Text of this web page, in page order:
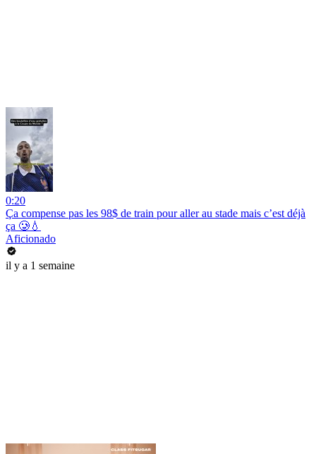
0:20
Ça compense pas les 98$ de train pour aller au stade mais c’est déjà
ça 🥲💧
Aficionado
il y a 1 semaine